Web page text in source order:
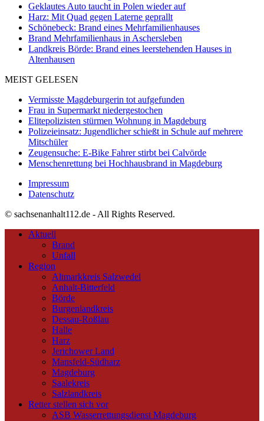
Geklautes Auto taucht in Polen wieder auf
Harz: Mit Quad gegen Laterne geprallt
Schönebeck: Brand eines Mehrfamilienhauses
Brand Mehrfamilienhaus in Aschersleben
Landkreis Börde: Brand eines leerstehenden Hauses in
Altenhausen
MEIST GELESEN
Vermisste Magdeburgerin tot aufgefunden
Frau in Supermarkt niedergestochen
Elitepolizisten stürmen Wohnung in Magdeburg
Polizeieinsatz: Jugendlicher schießt in Schule auf mehrere
Mitschüler
Zeugensuche: E-Bike Fahrer stirbt bei Calvörde
Menschenrettung bei Hochhausbrand in Magdeburg
Impressum
Datenschutz
© sachsenanhalt112.de - All Rights Reserved.
Aktuell
Brand
Unfall
Region
Altmarkkreis Salzwedel
Anhalt-Bitterfeld
Börde
Burgenlandkreis
Dessau-Roßlau
Halle
Harz
Jerichower Land
Mansfeld-Südharz
Magdeburg
Saalekreis
Salzlandkreis
Retter stellen sich vor
ASB Wasserrettungsdienst Magdeburg